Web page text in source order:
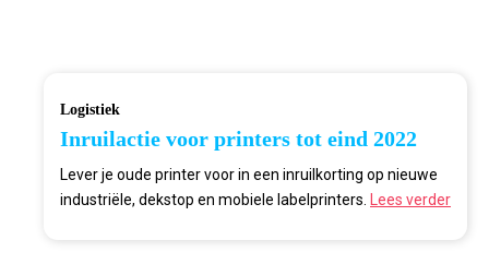
Logistiek
Inruilactie voor printers tot eind 2022
Lever je oude printer voor in een inruilkorting op nieuwe
industriële, dekstop en mobiele labelprinters.
Lees verder